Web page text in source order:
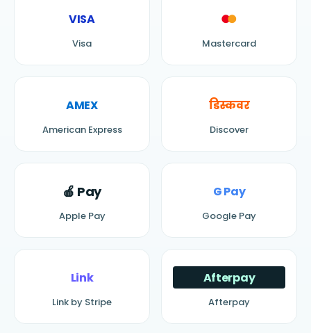
VISA
Visa
●●
Mastercard
AMEX
American Express
डिस्कवर
Discover
🍎 Pay
Apple Pay
G Pay
Google Pay
Link
Link by Stripe
Afterpay
Afterpay